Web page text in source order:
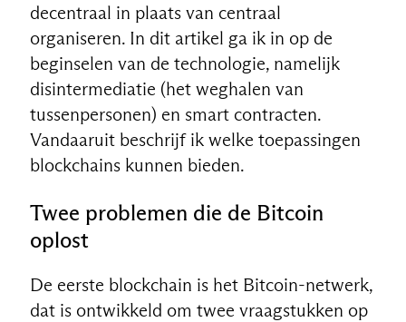
decentraal in plaats van centraal
organiseren. In dit artikel ga ik in op de
beginselen van de technologie, namelijk
disintermediatie (het weghalen van
tussenpersonen) en smart contracten.
Vandaaruit beschrijf ik welke toepassingen
blockchains kunnen bieden.
Twee problemen die de Bitcoin
oplost
De eerste blockchain is het Bitcoin-netwerk,
dat is ontwikkeld om twee vraagstukken op